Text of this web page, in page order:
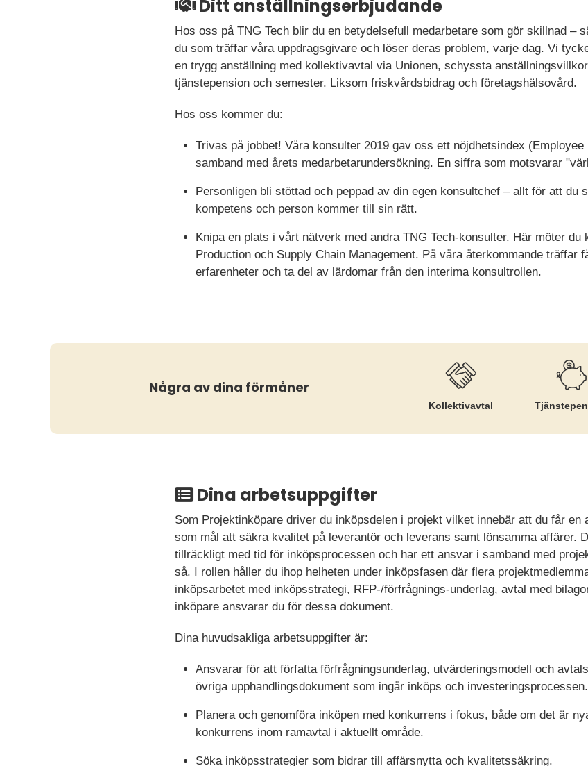
Ditt anställningserbjudande
Hos oss på TNG Tech blir du en betydelsefull medarbetare som gör skillnad –
du som träffar våra uppdragsgivare och löser deras problem, varje dag. Vi
en trygg anställning med kollektivavtal via Unionen, schyssta
tjänstepension och semester. Liksom friskvårdsbidrag och företagshälsovård.
Hos oss kommer du:
Trivas på jobbet! Våra konsulter 2019 gav oss ett nöjdhetsindex
samband med årets medarbetarundersökning. En siffra som motsvarar
Personligen bli stöttad och peppad av din egen konsultchef – allt för att du
kompetens och person kommer till sin rätt.
Knipa en plats i vårt nätverk med andra TNG Tech-konsulter. Här möter du
Production och Supply Chain Management. På våra återkommande träffar
erfarenheter och ta del av lärdomar från den interima konsultrollen.
Några av dina förmåner
Kollektiv­avtal
Dina arbetsuppgifter
Som Projektinköpare driver du inköpsdelen i projekt vilket innebär att du får
som mål att säkra kvalitet på leverantör och leverans samt lönsamma affärer.
tillräckligt med tid för inköpsprocessen och har ett ansvar i samband med
så. I rollen håller du ihop helheten under inköpsfasen där flera
inköpsarbetet med inköpsstrategi, RFP-/förfrågnings-underlag, avtal med
inköpare ansvarar du för dessa dokument.
Dina huvudsakliga arbetsuppgifter är:
Ansvarar för att författa förfrågningsunderlag, utvärderingsmodell och
övriga upphandlingsdokument som ingår inköps och investeringsprocessen.
Planera och genomföra inköpen med konkurrens i fokus, både om det är
konkurrens inom ramavtal i aktuellt område.
Söka inköpsstrategier som bidrar till affärsnytta och kvalitetssäkring.